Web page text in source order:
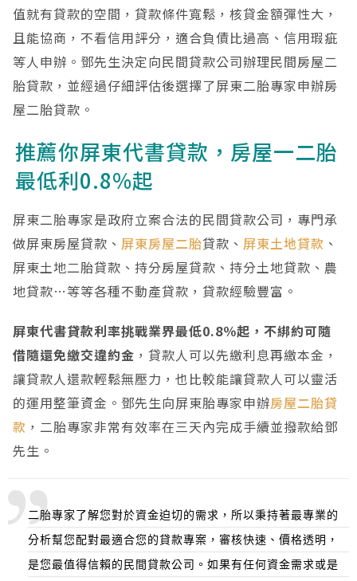
值就有貸款的空間，貸款條件寬鬆，核貸金額彈性大，
且能協商，不看信用評分，適合負債比過高、信用瑕疵
等人申辦。鄧先生決定向民間貸款公司辦理民間房屋二
胎貸款，並經過仔細評估後選擇了屏東二胎專家申辦房
屋二胎貸款。
推薦你屏東代書貸款，房屋一二胎
最低利0.8%起
屏東二胎專家是政府立案合法的民間貸款公司，專門承
做屏東房屋貸款、 屏東房屋二胎貸款、 屏東土地貸款 、
屏東土地二胎貸款、持分房屋貸款、持分土地貸款、農
地貸款…等等各種不動產貸款，貸款經驗豐富。
屏東代書貸款利率挑戰業界最低0.8％起，不綁約可隨
借隨還免繳交違約金 ，貸款人可以先繳利息再繳本金，
讓貸款人還款輕鬆無壓力，也比較能讓貸款人可以靈活
的運用整筆資金。鄧先生向屏東胎專家申辦房屋二胎貸
款 ，二胎專家非常有效率在三天內完成手續並撥款給鄧
先生。
二胎專家了解您對於資金迫切的需求，所以秉持著最專業的
分析幫您配對最適合您的貸款專案，審核快速、價格透明，
是您最值得信賴的民間貸款公司。如果有任何資金需求或是